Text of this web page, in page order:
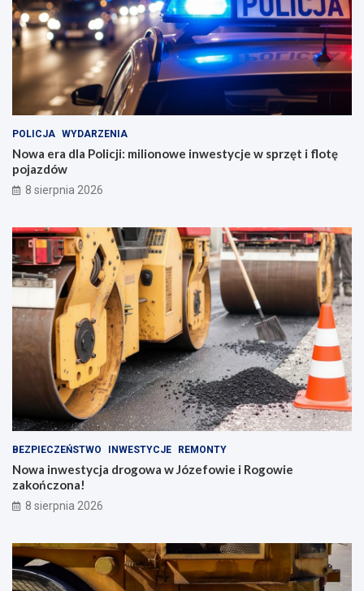
POLICJA WYDARZENIA
Nowa era dla Policji: milionowe inwestycje w sprzęt i flotę
pojazdów
8 sierpnia 2026
BEZPIECZEŃSTWO INWESTYCJE REMONTY
Nowa inwestycja drogowa w Józefowie i Rogowie
zakończona!
8 sierpnia 2026